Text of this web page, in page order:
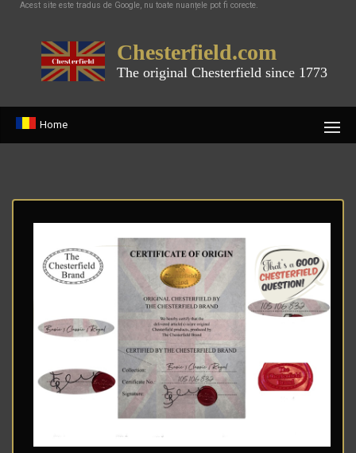
Acest site este tradus de Google, nu toate nuanțele pot fi corecte.
Chesterfield.com
The original Chesterfield since 1773
Home